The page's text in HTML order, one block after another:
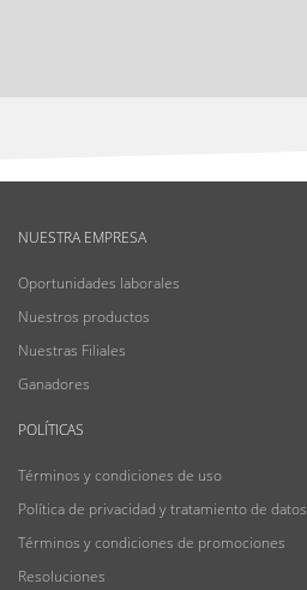
NUESTRA EMPRESA
Oportunidades laborales
Nuestros productos
Nuestras Filiales
Ganadores
POLÍTICAS
Términos y condiciones de uso
Política de privacidad y tratamiento de datos
Términos y condiciones de promociones
Resoluciones